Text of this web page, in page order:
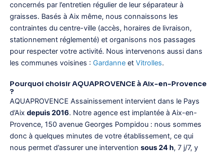
concernés par l’entretien régulier de leur séparateur à
graisses. Basés à Aix même, nous connaissons les
contraintes du centre-ville (accès, horaires de livraison,
stationnement réglementé) et organisons nos passages
pour respecter votre activité. Nous intervenons aussi dans
les communes voisines : Gardanne et Vitrolles.
Pourquoi choisir AQUAPROVENCE à Aix-en-Provence
?
AQUAPROVENCE Assainissement intervient dans le Pays
d’Aix depuis 2016. Notre agence est implantée à Aix-en-
Provence, 150 avenue Georges Pompidou : nous sommes
donc à quelques minutes de votre établissement, ce qui
nous permet d’assurer une intervention sous 24 h, 7 j/7, y